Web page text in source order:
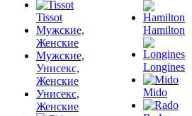
Tissot
Мужские,
Женские
Мужские,
Унисекс,
Женские
Унисекс,
Женские
Hamilton
Longines
Mido